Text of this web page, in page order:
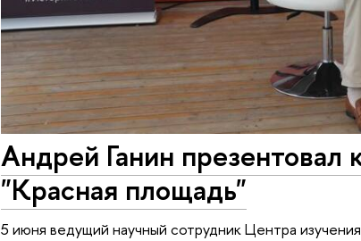
Андрей Ганин
"Красная площадь"
5 июня ведущий научный сотрудник Центра